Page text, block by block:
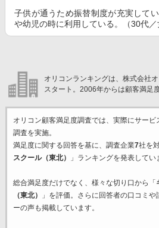
子供が通うため振替制度が充実して
や幼児の時に利用している。（30代／
オリコンランキングは、株式会社
スタート。2006年からは顧客満足
オリコン顧客満足度調査では、実際にサービ
調査を実施。
満足度に関する回答を基に、調査企業7社を
スクール（東北）
」ランキングを発表してい
総合満足度だけでなく、様々な切り口から「
（東北）
」を評価。さらに回答者の口コミ
ーの声も掲載しています。